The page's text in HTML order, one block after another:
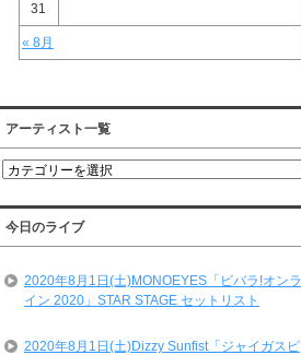
« 8月
31
アーティスト一覧
ア
テ
ィ
ス
一
今日のライブ
2020年8月1日(土)MONOEYES「ビバラ!オンラ
イン 2020」STAR STAGE セットリスト
2020年8月1日(土)Dizzy Sunfist「ジャイガスピ